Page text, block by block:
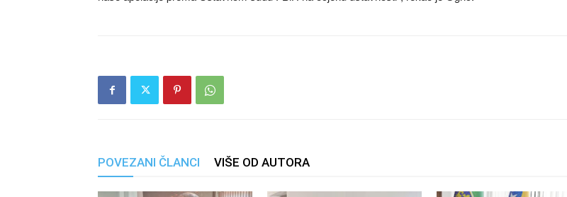
POVEZANI ČLANCI VIŠE OD AUTORA